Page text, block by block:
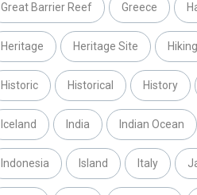
Great Barrier Reef Greece
Heritage Heritage Site Hiking
Historic Historical History
Iceland India Indian Ocean
Indonesia Island Italy